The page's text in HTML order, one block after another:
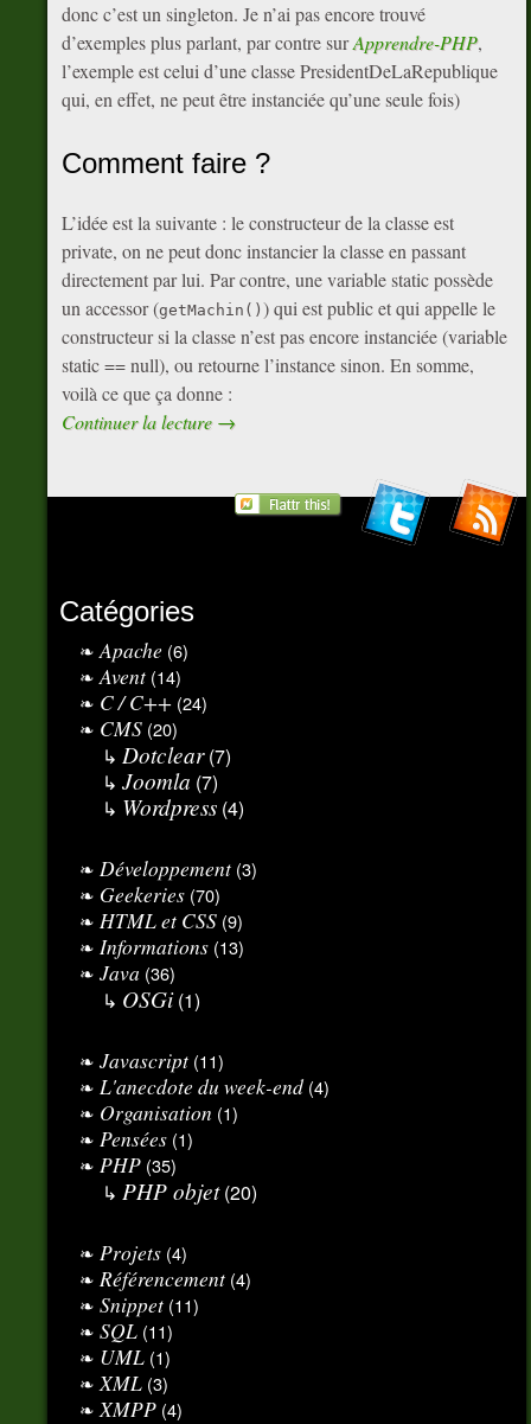
donc c’est un singleton. Je n’ai pas encore trouvé
d’exemples plus parlant, par contre surApprendre-PHP,
l’exemple est celui d’une classe PresidentDeLaRepublique
qui, en effet, ne peut être instanciée qu’une seule fois)
Comment faire ?
L’idée est la suivante : le constructeur de la classe est
private, on ne peut donc instancier la classe en passant
directement par lui. Par contre, une variable static possède
un accessor (getMachin() ) qui est public et qui appelle le
constructeur si la classe n’est pas encore instanciée (variable
static == null), ou retourne l’instance sinon. En somme,
voilà ce que ça donne :
Continuer la lecture →
Catégories
Apache (6)
Avent (14)
C / C++ (24)
CMS (20)
Dotclear(7)
Joomla (7)
Wordpress (4)
Développement (3)
Geekeries (70)
HTML et CSS (9)
Informations (13)
Java (36)
OSGi(1)
Javascript (11)
L'anecdote du week-end (4)
Organisation (1)
Pensées (1)
PHP (35)
PHP objet(20)
Projets (4)
Référencement (4)
Snippet (11)
SQL (11)
UML (1)
XML (3)
XMPP (4)